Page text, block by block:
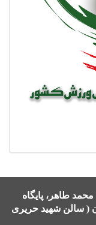
طاهر، پایگاه
( سالن شهید حریری